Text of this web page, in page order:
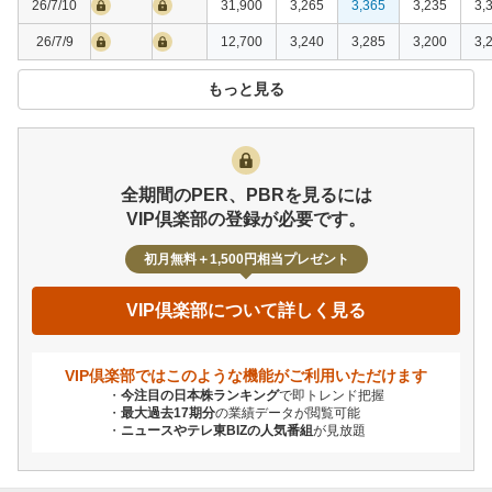
26/7/10 31,900 3,265 3,365 3,235
26/7/9 12,700 3,240 3,285 3,200
もっと見る
全期間のPER、PBRを見るには
VIP倶楽部の登録が必要です。
初月無料＋1,500円相当プレゼント
VIP倶楽部について詳しく見る
VIP倶楽部ではこのような機能がご利用いただけます
今注目の日本株ランキングで即トレンド把握
最大過去17期分の業績データが閲覧可能
ニュースやテレ東BIZの人気番組が見放題